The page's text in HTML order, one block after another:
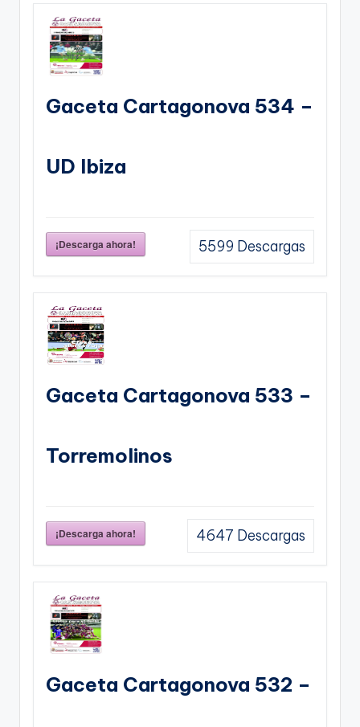
Gaceta Cartagonova 534 –
UD Ibiza
¡Descarga ahora! 5599 Descargas
Gaceta Cartagonova 533 –
Torremolinos
¡Descarga ahora! 4647 Descargas
Gaceta Cartagonova 532 –